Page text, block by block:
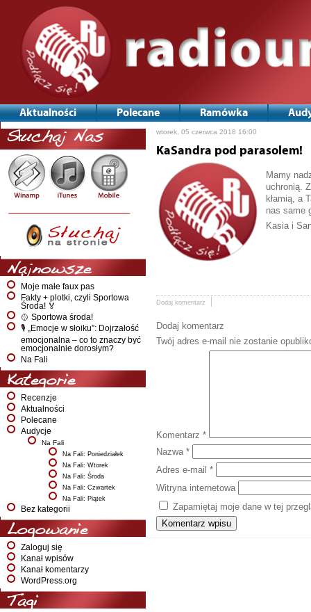
Aktualności Polecane Ramówka
Słuchaj Nas
Najnowsze
Moje małe faux pas
Fakty + plotki, czyli Sportowa
Środa! 🏅
🥎 Sportowa środa!
🎙️ „Emocje w słoiku”: Dojrzałość
emocjonalna – co to znaczy być
emocjonalnie dorosłym?
Na Fali
Kategorie
Recenzje
Aktualności
Polecane
Audycje
Na Fali
Na Fali: Poniedziałek
Na Fali: Wtorek
Na Fali: Środa
Na Fali: Czwartek
Na Fali: Piątek
Bez kategorii
Logowanie
Zaloguj się
Kanał wpisów
Kanał komentarzy
WordPress.org
Tagi
wtorek, 05 czerwca 2018 16:00
KaSandra pod parasolem!
Mamy
uchronią.
kłamią, a
nas same
Kasia i
Dodaj komentarz
Dodaj komentarz
Twój adres e-mail nie zostanie
Komentarz *
Nazwa *
Adres e-mail *
Witryna internetowa
Zapamiętaj moje dane w tej